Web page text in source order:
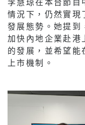
情況下，仍然實現
發展態勢。她提到
加快內地企業赴港
的發展，並希望能
上市機制。